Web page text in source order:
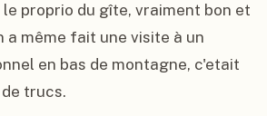
proprio du gîte, vraiment bon et
a même fait une visite à un
en bas de montagne, c'etait
trucs.